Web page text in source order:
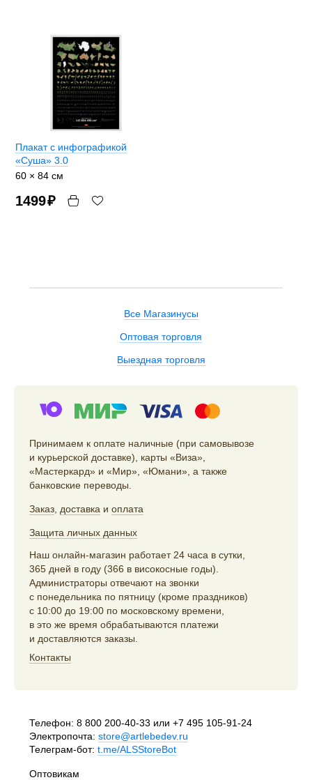
Плакат с инфографикой
«Суша» 3.0
60 × 84 см
1499₽
Все Магазинусы
Оптовая торговля
Выездная торговля
Принимаем к оплате наличные (при самовывозе
и курьерской доставке), карты «Виза»,
«Мастеркард» и «Мир», «Юмани», а также
банковские переводы.
Заказ, доставка и оплата
Защита личных данных
Наш онлайн-магазин работает 24 часа в сутки,
365 дней в году (366 в високосные годы).
Администраторы отвечают на звонки
с понедельника по пятницу (кроме праздников)
с 10:00 до 19:00 по московскому времени,
в это же время обрабатываются платежи
и доставляются заказы.
Контакты
Телефон: 8 800 200-40-33 или +7 495 105-91-24
Электропочта: store@artlebedev.ru
Телеграм-бот: t.me/ALSStoreBot
Оптовикам